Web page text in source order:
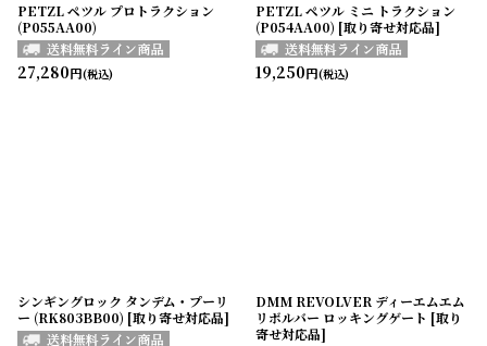
PETZL ペツル プロトラクション
(P055AA00)
27,280円(税込)
PETZL ペツル ミニ トラクション
(P054AA00) [取り寄せ対応品]
19,250円(税込)
シンギングロック タンデム・プーリ
ー (RK803BB00) [取り寄せ対応品]
DMM REVOLVER ディーエムエム
リボルバー ロッキングゲート [取り
寄せ対応品]